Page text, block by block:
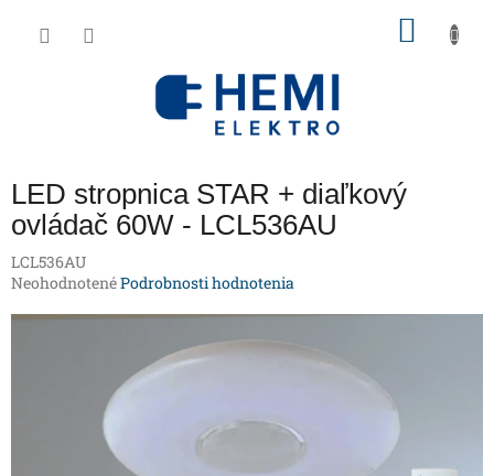
LED stropnica STAR + diaľkový
ovládač 60W - LCL536AU
LCL536AU
Priemerné
produktu
NeohodnotenéPodrobnosti hodnotenia